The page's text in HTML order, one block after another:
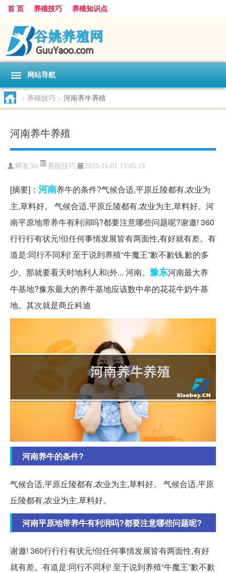
首 页 养殖技巧 养殖知识点
网站导航
> 养殖技巧 > 河南养牛养殖
河南养牛养殖
网友:hn 养殖技巧 2022-11-01 13:05:13
[摘要]： 河南养牛的条件?气候合适,平原丘陵都有,农业为
主,草料好。 气候合适,平原丘陵都有,农业为主,草料好。河
南平原地带养牛有利润吗?都要注意哪些问题呢?谢邀! 360
行行行有状元!但任何事情发展皆有两面性,有好就有差。有
道是:同行不同利! 至于说到养殖“牛魔王”歉不歉钱,歉的多
少。那就要看天时地利人和(外... 河南。 豫东河南最大养
牛基地?豫东最大的养牛基地应该数中牟的花花牛奶牛基
地。其次就是商丘科迪
河南养牛的条件?
气候合适,平原丘陵都有,农业为主,草料好。 气候合适,平原
丘陵都有,农业为主,草料好。
河南平原地带养牛有利润吗?都要注意哪些问题呢?
谢邀! 360行行行有状元!但任何事情发展皆有两面性,有好
就有差。有道是:同行不同利! 至于说到养殖“牛魔王”歉不歉